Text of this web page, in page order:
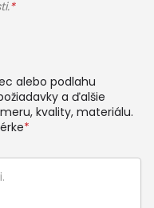
*
alebo podlahu
a ďalšie
kvality, materiálu.
*